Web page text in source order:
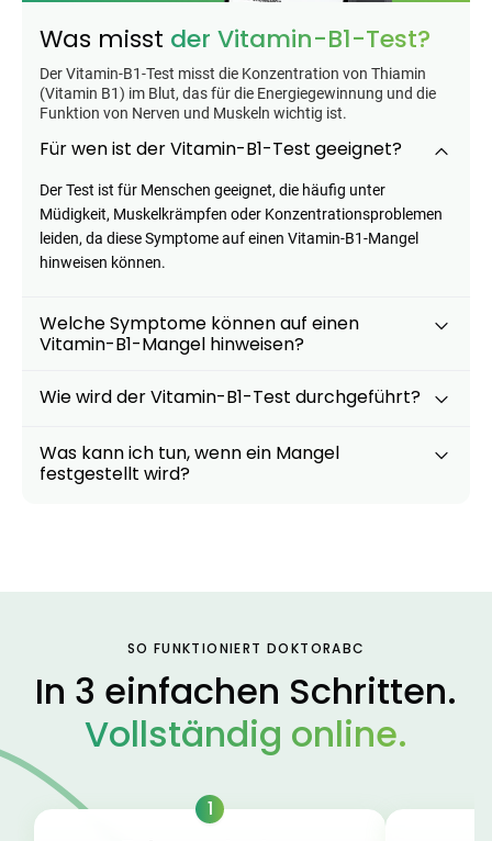
Was misst der Vitamin-B1-Test?
Der Vitamin-B1-Test misst die Konzentration von Thiamin
(Vitamin B1) im Blut, das für die Energiegewinnung und die
Funktion von Nerven und Muskeln wichtig ist.
Für wen ist der Vitamin-B1-Test geeignet?
Der Test ist für Menschen geeignet, die häufig unter
Müdigkeit, Muskelkrämpfen oder Konzentrationsproblemen
leiden, da diese Symptome auf einen Vitamin-B1-Mangel
hinweisen können.
Welche Symptome können auf einen
Vitamin-B1-Mangel hinweisen?
Wie wird der Vitamin-B1-Test durchgeführt?
Was kann ich tun, wenn ein Mangel
festgestellt wird?
SO FUNKTIONIERT DOKTORABC
In 3 einfachen Schritten.
Vollständig online.
1